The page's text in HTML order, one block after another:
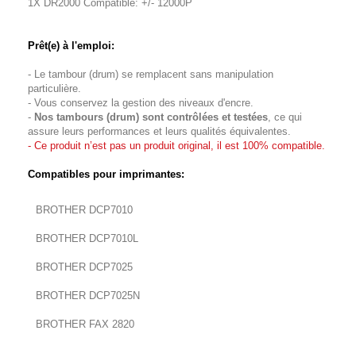
1X DR2000 Compatible: +/- 12000P
Prêt(e) à l'emploi:
- Le tambour (drum) se remplacent sans manipulation
particulière.
- Vous conservez la gestion des niveaux d'encre.
- Nos tambours (drum) sont contrôlées et testées, ce qui
assure leurs performances et leurs qualités équivalentes.
- Ce produit n’est pas un produit original, il est 100% compatible.
Compatibles pour imprimantes:
BROTHER DCP7010
BROTHER DCP7010L
BROTHER DCP7025
BROTHER DCP7025N
BROTHER FAX 2820